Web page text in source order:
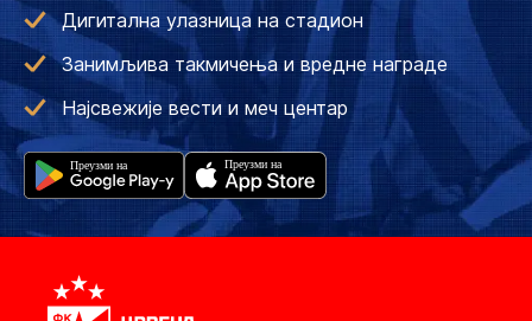
Дигитална улазница на стадион
Занимљива такмичења и вредне награде
Најсвежије вести и меч центар